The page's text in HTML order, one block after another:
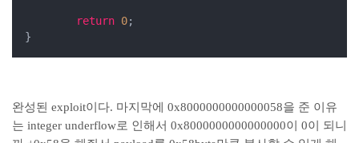
return 0;
}
완성된 exploit이다. 마지막에 0x8000000000000058을 준 이유
는 integer underflow로 인해서 0x8000000000000000이 0이 되니